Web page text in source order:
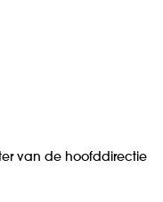
van de hoofddirectie